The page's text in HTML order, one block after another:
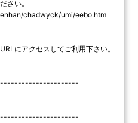
さい。
chadwyck/umi/eebo.htm
にアクセスしてご利用下さい。